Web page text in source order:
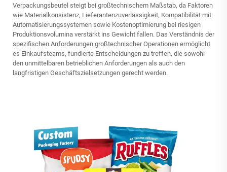
Verpackungsbeutel steigt bei großtechnischem Maßstab, da Faktoren
wie Materialkonsistenz, Lieferantenzuverlässigkeit, Kompatibilität mit
Automatisierungssystemen sowie Kostenoptimierung bei riesigen
Produktionsvolumina verstärkt ins Gewicht fallen. Das Verständnis der
spezifischen Anforderungen großtechnischer Operationen ermöglicht
es Einkaufsteams, fundierte Entscheidungen zu treffen, die sowohl
den unmittelbaren betrieblichen Anforderungen als auch den
langfristigen Geschäftszielsetzungen gerecht werden.